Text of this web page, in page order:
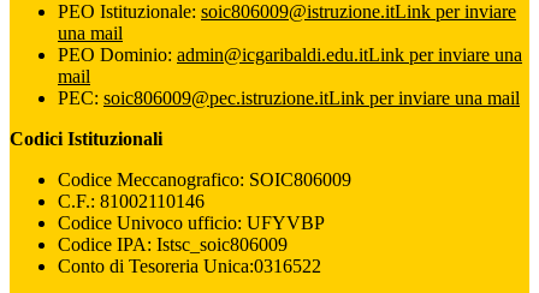
PEO Istituzionale: soic806009@istruzione.itLink per inviare
una mail
PEO Dominio: admin@icgaribaldi.edu.itLink per inviare una
mail
PEC: soic806009@pec.istruzione.itLink per inviare una mail
Codici Istituzionali
Codice Meccanografico: SOIC806009
C.F.: 81002110146
Codice Univoco ufficio: UFYVBP
Codice IPA: Istsc_soic806009
Conto di Tesoreria Unica:0316522